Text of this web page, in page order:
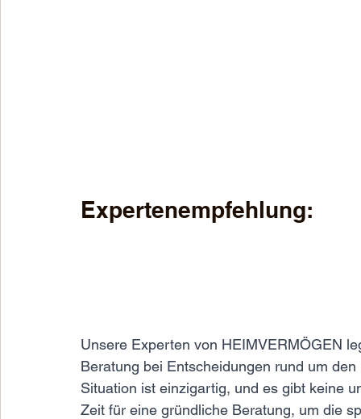
Expertenempfehlung:
Unsere Experten von HEIMVERMÖGEN
Beratung bei Entscheidungen rund um
Situation ist einzigartig, und es gibt keine
Zeit für eine gründliche Beratung, um die